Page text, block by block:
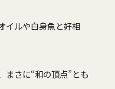
イルや白身魚と好相
まさに“和の頂点”とも